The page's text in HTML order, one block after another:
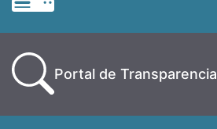
Portal de Transparencia